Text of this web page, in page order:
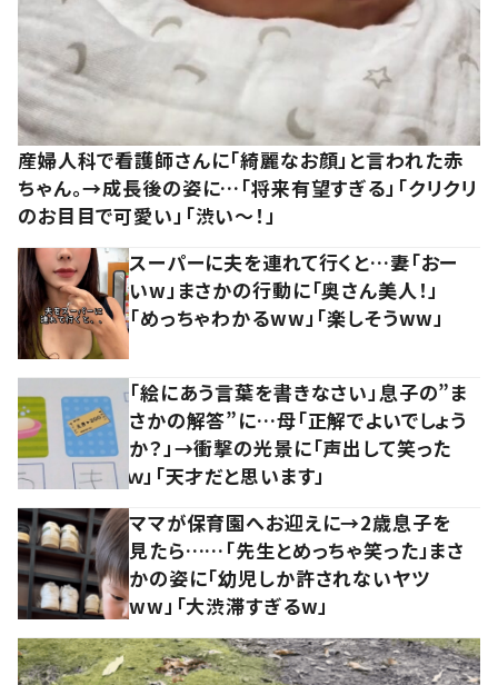
産婦人科で看護師さんに「綺麗なお顔」と言われた赤
ちゃん。→成長後の姿に…「将来有望すぎる」「クリクリ
のお目目で可愛い」「渋い～！」
スーパーに夫を連れて行くと…妻「おー
いw」まさかの行動に「奥さん美人！」
「めっちゃわかるww」「楽しそうww」
「絵にあう言葉を書きなさい」息子の”ま
さかの解答”に…母「正解でよいでしょう
か？」→衝撃の光景に「声出して笑った
ｗ」「天才だと思います」
ママが保育園へお迎えに→2歳息子を
見たら……「先生とめっちゃ笑った」まさ
かの姿に「幼児しか許されないヤツ
ww」「大渋滞すぎるw」